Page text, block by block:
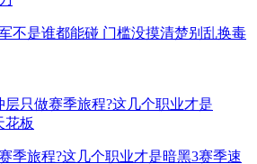
不是谁都能碰 门槛没摸清楚别乱换毒
季旅程?这几个职业才是暗黑3赛季速